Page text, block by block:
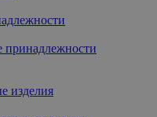
принадлежности
изделия